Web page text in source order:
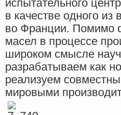
испытательного
в качестве одного
во Франции. Помимо
масел в процессе
широком смысле
разрабатываем как
реализуем
мировыми